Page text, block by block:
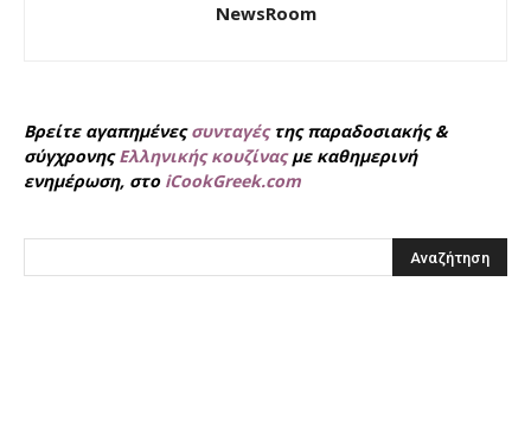
NewsRoom
Βρείτε αγαπημένεςσυνταγέςτης παραδοσιακής &
σύγχρονηςΕλληνικής κουζίναςμε καθημερινή
ενημέρωση, στο iCookGreek.com